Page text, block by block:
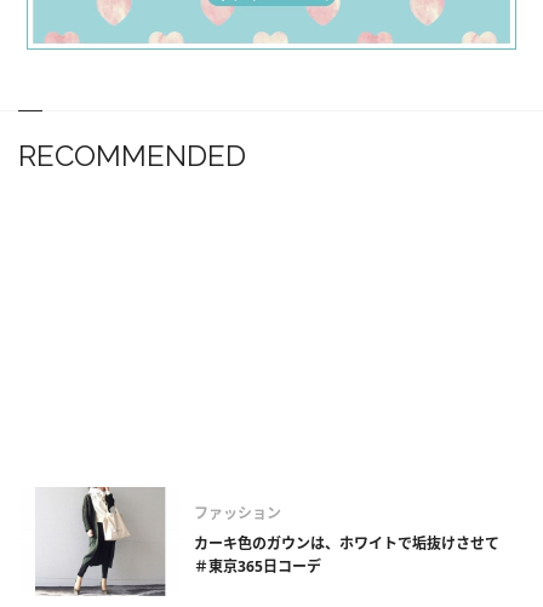
RECOMMENDED
ファッション
カーキ色のガウンは、ホワイトで垢抜けさせて
＃東京365日コーデ